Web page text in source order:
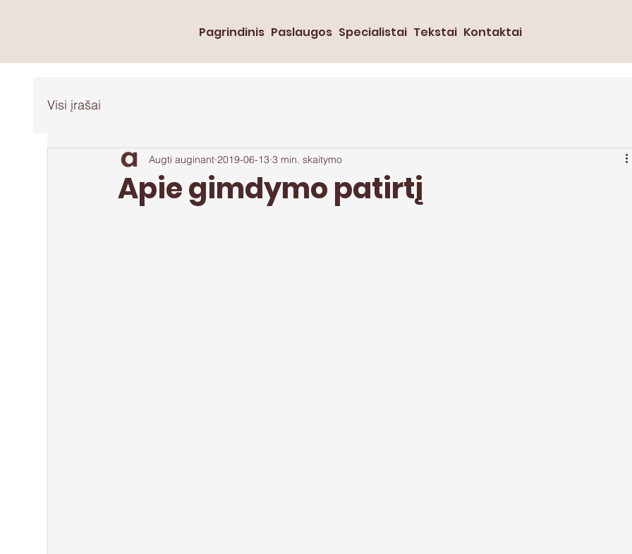
Pagrindinis Paslaugos Specialistai Tekstai Kontaktai
Visi įrašai
Apie gimdymo patirtį
Augti auginant 2019-06-13 3 min. skaitymo